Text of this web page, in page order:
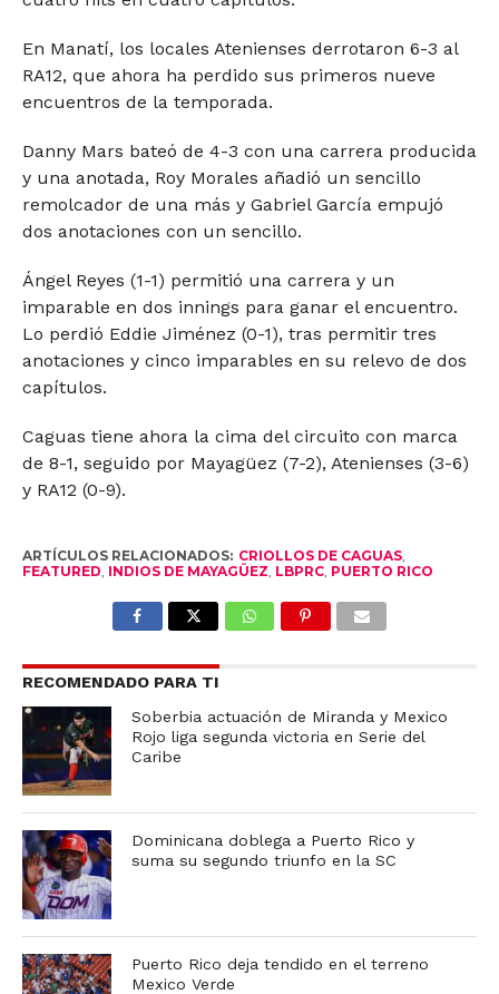
En Manatí, los locales Atenienses derrotaron 6-3 al
RA12, que ahora ha perdido sus primeros nueve
encuentros de la temporada.
Danny Mars bateó de 4-3 con una carrera producida
y una anotada, Roy Morales añadió un sencillo
remolcador de una más y Gabriel García empujó
dos anotaciones con un sencillo.
Ángel Reyes (1-1) permitió una carrera y un
imparable en dos innings para ganar el encuentro.
Lo perdió Eddie Jiménez (0-1), tras permitir tres
anotaciones y cinco imparables en su relevo de dos
capítulos.
Caguas tiene ahora la cima del circuito con marca
de 8-1, seguido por Mayagüez (7-2), Atenienses (3-6)
y RA12 (0-9).
ARTÍCULOS RELACIONADOS: CRIOLLOS DE CAGUAS,
FEATURED INDIOS DE MAYAGÜEZ LBPRC, PUERTO RICO
RECOMENDADO PARA TI
Soberbia actuación de Miranda y Mexico
Rojo liga segunda victoria en Serie del
Caribe
Dominicana doblega a Puerto Rico y
suma su segundo triunfo en la SC
Puerto Rico deja tendido en el terreno
Mexico Verde